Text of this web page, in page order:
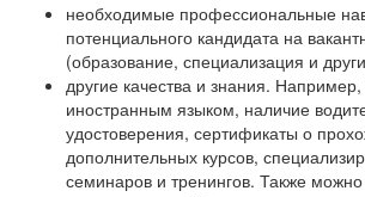
необходимые профессиональные
потенциального кандидата на
(образование, специализация и
другие качества и знания.
иностранным языком, наличие
удостоверения, сертификаты о
дополнительных курсов,
семинаров и тренингов. Также